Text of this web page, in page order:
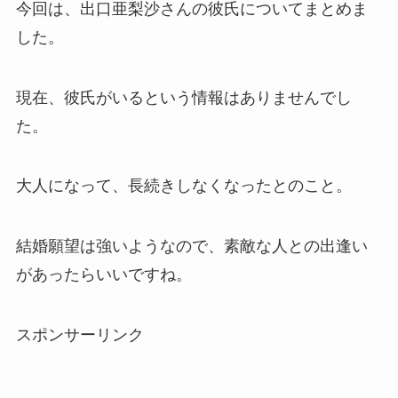
今回は、出口亜梨沙さんの彼氏についてまとめま
した。
現在、彼氏がいるという情報はありませんでし
た。
大人になって、長続きしなくなったとのこと。
結婚願望は強いようなので、素敵な人との出逢い
があったらいいですね。
スポンサーリンク